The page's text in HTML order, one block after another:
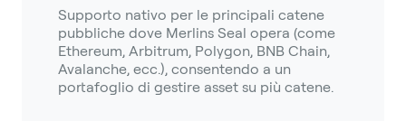
Supporto nativo per le principali catene
pubbliche dove Merlins Seal opera (come
Ethereum, Arbitrum, Polygon, BNB Chain,
Avalanche, ecc.), consentendo a un
portafoglio di gestire asset su più catene.